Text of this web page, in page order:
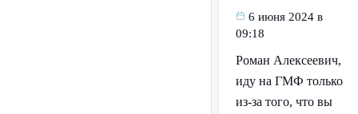
6 июня 2024 в
09:18
Роман Алексеевич,
иду на ГМФ только
из-за того, что вы